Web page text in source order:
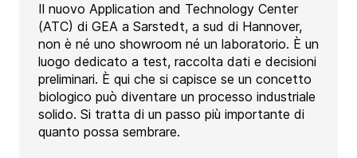
Il nuovo Application and Technology Center
(ATC) di GEA a Sarstedt, a sud di Hannover,
non è né uno showroom né un laboratorio. È un
luogo dedicato a test, raccolta dati e decisioni
preliminari. È qui che si capisce se un concetto
biologico può diventare un processo industriale
solido. Si tratta di un passo più importante di
quanto possa sembrare.